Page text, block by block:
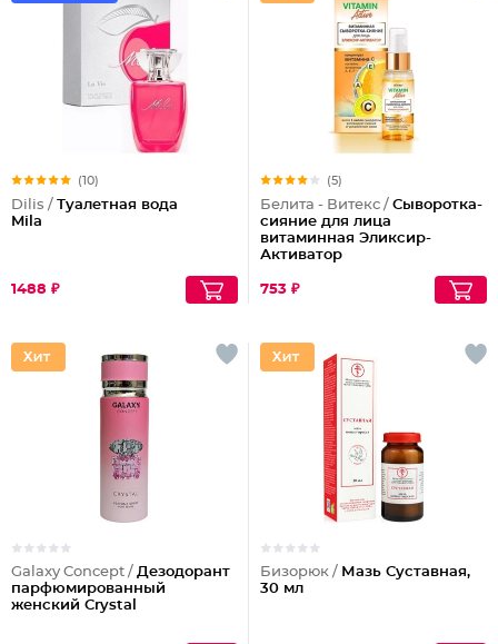
(10)
Dilis / Туалетная вода
Mila
1488 ₽
(5)
Белита - Витекс / Сыворотка-
сияние для лица
витаминная Эликсир-
Активатор
753 ₽
Galaxy Concept / Дезодорант
парфюмированный
женский Crystal
Бизорюк / Мазь Суставная,
30 мл